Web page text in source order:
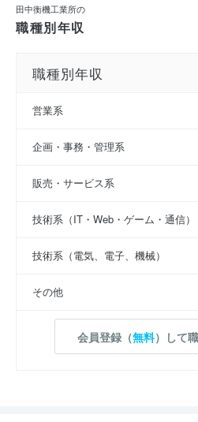
田中衡機工業所の
職種別年収
職種別年収
営業系
企画・事務・管理系
販売・サービス系
技術系（IT・Web・ゲーム・通信）
技術系（電気、電子、機械）
その他
会員登録（無料）して